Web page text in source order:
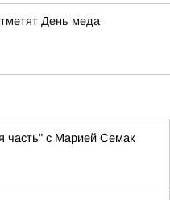
День меда
часть" с Марией Семак